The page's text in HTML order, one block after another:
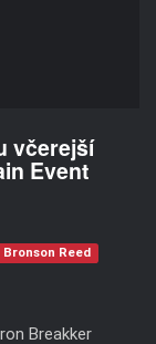
včerejší
Event
Bronson Reed